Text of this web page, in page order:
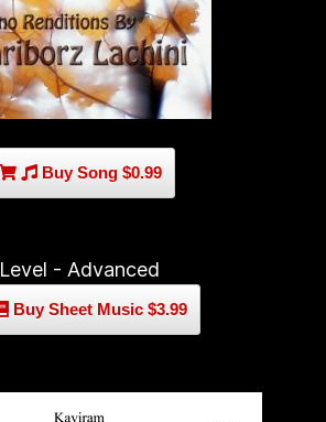
Buy Song $0.99
Level - Advanced
Buy Sheet Music $3.99